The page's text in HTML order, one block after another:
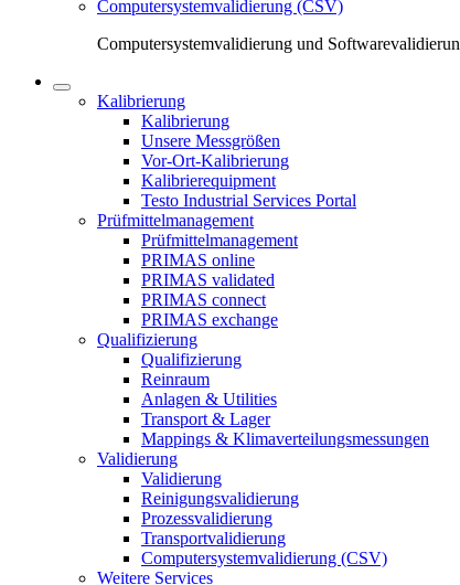
Computersystemvalidierung (CSV)
Computersystemvalidierung und
Kalibrierung
Kalibrierung
Unsere Messgrößen
Vor-Ort-Kalibrierung
Kalibrierequipment
Testo Industrial Services Portal
Prüfmittelmanagement
Prüfmittelmanagement
PRIMAS online
PRIMAS validated
PRIMAS connect
PRIMAS exchange
Qualifizierung
Qualifizierung
Reinraum
Anlagen & Utilities
Transport & Lager
Mappings & Klimaverteilungsmessungen
Validierung
Validierung
Reinigungsvalidierung
Prozessvalidierung
Transportvalidierung
Computersystemvalidierung (CSV)
Weitere Services